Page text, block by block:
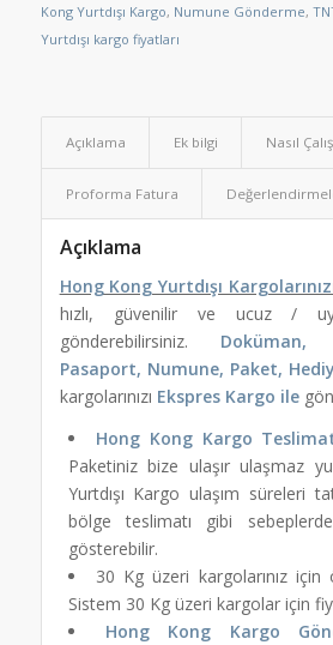
Kong Yurtdışı Kargo, Numune Gönderme,
Yurtdışı kargo fiyatları
Açıklama Ek bilgi Nasıl
Proforma Fatura
Açıklama
Hong Kong Yurtdışı
hızlı, güvenilir ve ucuz /
gönderebilirsiniz. Doküman,
Pasaport, Numune, Paket,
kargolarınızı Ekspres Kargo ile
Hong Kong Kargo
Paketiniz bize ulaşır ulaşmaz
Yurtdışı Kargo ulaşım süreleri
bölge teslimatı gibi
gösterebilir.
30 Kg üzeri kargolarınız
Sistem 30 Kg üzeri kargolar için
Hong Kong Kargo